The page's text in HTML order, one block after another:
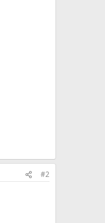
#2